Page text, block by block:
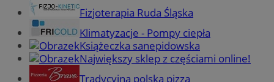
Fizjoterapia Ruda Śląska
Klimatyzacje - Pompy ciepła
Książeczka sanepidowska
Największy sklep z częściami online!
Tradycyjna polska pizza